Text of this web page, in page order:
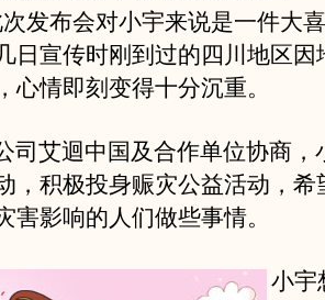
发布会对小宇来说是一件大
日宣传时刚到过的四川地区因
心情即刻变得十分沉重。
司艾迴中国及合作单位协商，
，积极投身赈灾公益活动，希
害影响的人们做些事情。
小宇